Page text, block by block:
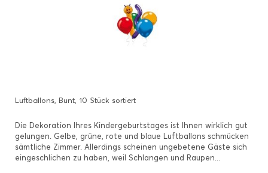
Luftballons, Bunt, 10 Stück sortiert
Die Dekoration Ihres Kindergeburtstages ist Ihnen wirklich gut
gelungen. Gelbe, grüne, rote und blaue Luftballons schmücken
sämtliche Zimmer. Allerdings scheinen ungebetene Gäste sich
eingeschlichen zu haben, weil Schlangen und Raupen...